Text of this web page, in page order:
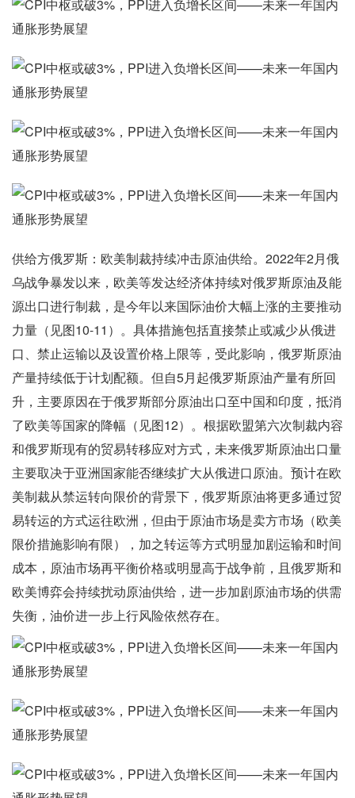
供给方俄罗斯：欧美制裁持续冲击原油供给。2022年2月俄
乌战争暴发以来，欧美等发达经济体持续对俄罗斯原油及能
源出口进行制裁，是今年以来国际油价大幅上涨的主要推动
力量（见图10-11）。具体措施包括直接禁止或减少从俄进
口、禁止运输以及设置价格上限等，受此影响，俄罗斯原油
产量持续低于计划配额。但自5月起俄罗斯原油产量有所回
升，主要原因在于俄罗斯部分原油出口至中国和印度，抵消
了欧美等国家的降幅（见图12）。根据欧盟第六次制裁内容
和俄罗斯现有的贸易转移应对方式，未来俄罗斯原油出口量
主要取决于亚洲国家能否继续扩大从俄进口原油。预计在欧
美制裁从禁运转向限价的背景下，俄罗斯原油将更多通过贸
易转运的方式运往欧洲，但由于原油市场是卖方市场（欧美
限价措施影响有限），加之转运等方式明显加剧运输和时间
成本，原油市场再平衡价格或明显高于战争前，且俄罗斯和
欧美博弈会持续扰动原油供给，进一步加剧原油市场的供需
失衡，油价进一步上行风险依然存在。